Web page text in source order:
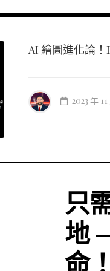
AI 繪圖進化論
2023 年
只
地
命！